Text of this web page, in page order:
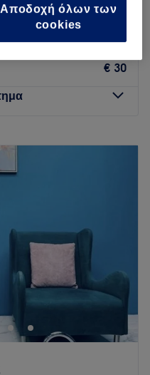
Ενότητα
€ 30
Κλειστό
που βρίσκεται
δημιουργήθηκε με
προσφέρει στους πελάτες
ομορφιάς.
Αποδοχή όλων των
cookies